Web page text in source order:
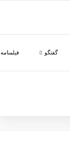
گفتگو فیلمنامه